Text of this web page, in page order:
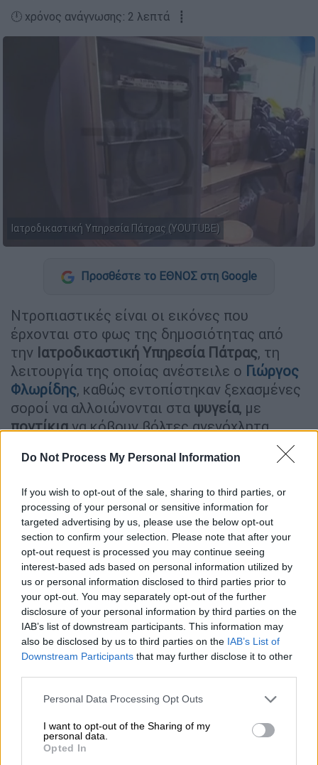
Do Not Process My Personal Information
If you wish to opt-out of the sale, sharing to third parties, or
processing of your personal or sensitive information for
targeted advertising by us, please use the below opt-out
section to confirm your selection. Please note that after your
opt-out request is processed you may continue seeing
interest-based ads based on personal information utilized by
us or personal information disclosed to third parties prior to
your opt-out. You may separately opt-out of the further
disclosure of your personal information by third parties on the
IAB’s list of downstream participants. This information may
also be disclosed by us to third parties on the IAB’s List of
Downstream Participants that may further disclose it to other
Please note that this website/app uses one or more Google
not limited to your visit or usage behaviour. You may click to
grant or deny consent to Google and its third-party tags to
use your data for below specified purposes in below Google
Personal Data Processing Opt Outs
I want to opt-out of the Sharing of my
personal data.
Opted In
🕛 χρόνος ανάγνωσης: 2 λεπτά ┋
Ιατροδικαστική Υπηρεσία Πάτρας (YOUTUBE)
Προσθέστε το ΕΘΝΟΣ στη Google
Ντροπιαστικές είναι οι εικόνες που
έρχονται στο φως της δημοσιότητας από
την Ιατροδικαστική Υπηρεσία Πάτρας, τη
λειτουργία της οποίας ανέστειλε ο Γιώργος
Φλωρίδης, καθώς εντοπίστηκαν ξεχασμένες
σοροί να αλλοιώνονται στα ψυγεία, με
ποντίκιανα κόβουν βόλτες ανενόχλητα
Πάτρας
Η εκπομπή «Open Τώρα» δημοσίευσε τις
φωτογραφίες από τους χώρους της
υπηρεσίας, όπου επικρατεί ένα μπάχαλο, με
τον διευθυντή οργάνωσης ιατροδικαστικών
υπηρεσιών τουΥπουργείου Δικαιοσύνης
Ιωάννη Καλλιαρέκο, να παίρνει θέση για την
υπάρχουσα κατάσταση.
ΔΙΑΒΑΣΤΕ ΕΠΙΣΗΣ
16.07.2025 18:51
Εκθέσεις χωρίς φωτογραφίες και
σφραγίδα: Σωρεία λαθών στην